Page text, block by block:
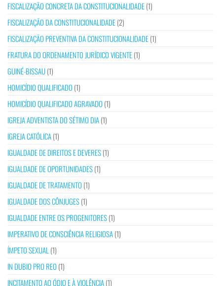
FISCALIZAÇÃO CONCRETA DA CONSTITUCIONALIDADE(1)
FISCALIZAÇÃO DA CONSTITUCIONALIDADE(2)
FISCALIZAÇÃO PREVENTIVA DA CONSTITUCIONALIDADE(1)
FRATURA DO ORDENAMENTO JURÍDICO VIGENTE(1)
GUINÉ-BISSAU(1)
HOMICÍDIO QUALIFICADO (1)
HOMICÍDIO QUALIFICADO AGRAVADO (1)
IGREJA ADVENTISTA DO SÉTIMO DIA(1)
IGREJA CATÓLICA(1)
IGUALDADE DE DIREITOS E DEVERES(1)
IGUALDADE DE OPORTUNIDADES(1)
IGUALDADE DE TRATAMENTO (1)
IGUALDADE DOS CÔNJUGES(1)
IGUALDADE ENTRE OS PROGENITORES(1)
IMPERATIVO DE CONSCIÊNCIA RELIGIOSA(1)
ÍMPETO SEXUAL (1)
IN DUBIO PRO REO (1)
INCITAMENTO AO ÓDIO E À VIOLÊNCIA(1)